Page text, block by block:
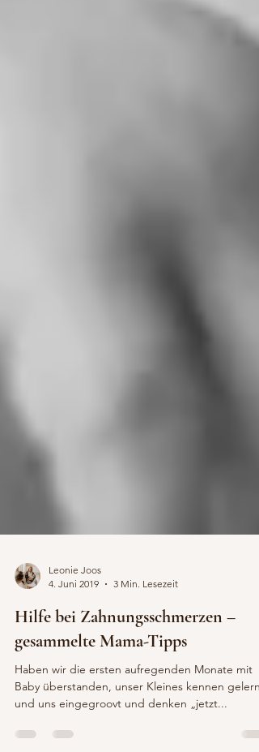
4. Juni 2019
3 Min. Lesezeit
Hilfe bei Zahnungsschmerzen –
gesammelte Mama-Tipps
Haben wir die ersten aufregenden Monate mit
und uns eingegroovt und denken „jetzt...